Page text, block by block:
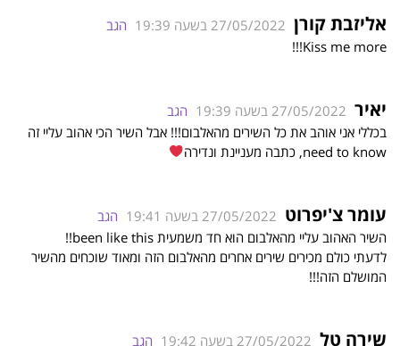
אליזבת קורן 27/05/2022 בשעה 19:39
הגב
Kiss me more!!!
יאיר 27/05/2022 בשעה 19:39
הגב
בכללי אני אוהב את כל השירים מהאלבום!!! אבל השיר הכי אהוב עליי זה
need to know, כתבה מעניינת ונדירה
עומר צ'יפרוט 27/05/2022 בשעה 19:41
הגב
השיר האהוב עליי מהאלבום הוא חד משמעית been like this!!
לדעתי כולם מכירים שירים אחרים מהאלבום הזה ומאוד שוכחים מהשיר
המושלם הזה!!!
שירה טל 27/05/2022 בשעה 19:42
הגב